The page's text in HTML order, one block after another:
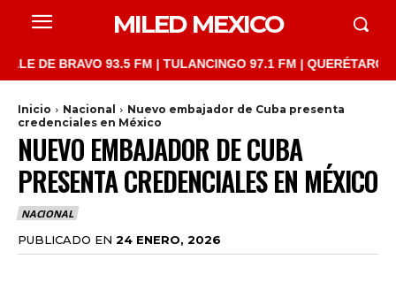
MILED MEXICO
BRAVO 93.5 FM | TULANCINGO 97.1 FM | QUERÉTARO
Inicio Nacional
Nuevo embajador de Cuba presenta
credenciales en México
NUEVO EMBAJADOR DE CUBA
PRESENTA CREDENCIALES EN MÉXICO
NACIONAL
PUBLICADO EN 24 ENERO, 2026